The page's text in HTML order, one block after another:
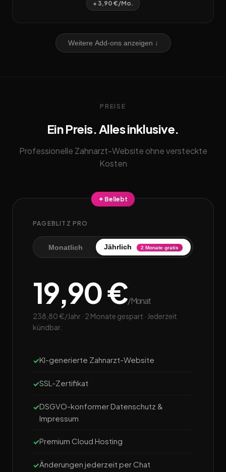
+ 3,90 €/Mo.
Weitere Add-ons anzeigen ↓
PREISE
Ein Preis. Alles inklusive.
Professionelle Zahnarzt-Website ohne versteckte
Kosten
✦ Beliebt
PAGEBLITZ PRO
Monatlich Jährlich 2 Monate gratis
19,90 €/Monat
238,80 €/Jahr · 2 Monate gespart · Jederzeit
kündbar.
KI-generierte Zahnarzt-Website
SSL-Zertifikat
DSGVO-konformer Datenschutz &
Impressum
Premium Cloud Hosting
Änderungen jederzeit per Chat